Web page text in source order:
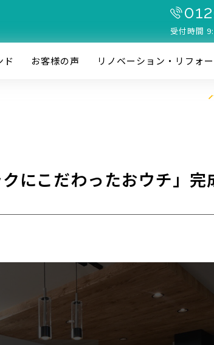
受付時間
ド お客様の声 リノベーション・リフォ
クにこだわったおウチ」完